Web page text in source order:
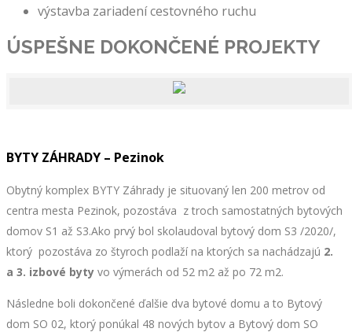
výstavba zariadení cestovného ruchu
ÚSPEŠNE DOKONČENÉ PROJEKTY
BYTY ZÁHRADY – Pezinok
Obytný komplex BYTY Záhrady je situovaný len 200 metrov od
centra mesta Pezinok, pozostáva z troch samostatných bytových
domov S1 až S3.Ako prvý bol skolaudoval bytový dom S3 /2020/,
ktorý pozostáva zo štyroch podlaží na ktorých sa nachádzajú 2.
a 3. izbové byty vo výmerách od 52 m2 až po 72 m2.
Následne boli dokončené ďalšie dva bytové domu a to Bytový
dom SO 02, ktorý ponúkal 48 nových bytov a Bytový dom SO